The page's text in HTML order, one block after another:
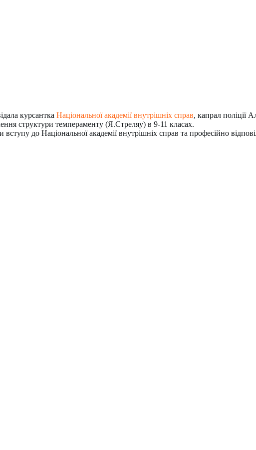
курсантка Національної академії внутрішніх справ, капрал поліції
структури темпераменту (Я.Стреляу) в 9-11 класах.
до Національної академії внутрішніх справ та професійно